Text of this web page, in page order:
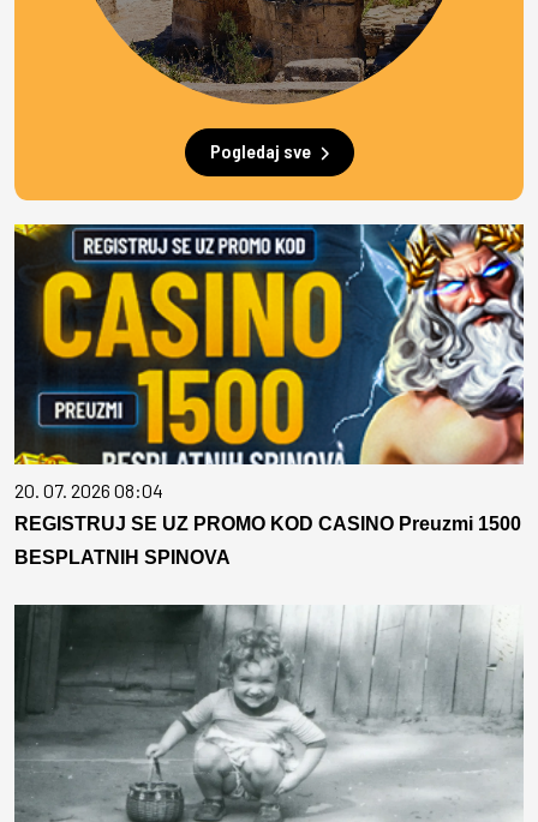
Pogledaj sve
20. 07. 2026 08:04
REGISTRUJ SE UZ PROMO KOD CASINO Preuzmi 1500
BESPLATNIH SPINOVA